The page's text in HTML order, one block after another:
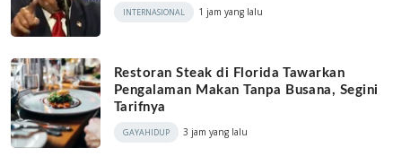
INTERNASIONAL 1 jam yang lalu
Restoran Steak di Florida Tawarkan
Pengalaman Makan Tanpa Busana, Segini
Tarifnya
GAYAHIDUP 3 jam yang lalu